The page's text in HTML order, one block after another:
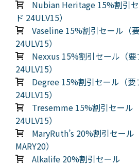
Nubian Heritage 15%割引
ド 24ULV15）
Vaseline 15%割引セール（
24ULV15）
Nexxus 15%割引セール（要
24ULV15）
Degree 15%割引セール（要
24ULV15）
Tresemme 15%割引セール
24ULV15）
MaryRuth’s 20%割引セール
MARY20）
Alkalife 20%割引セール